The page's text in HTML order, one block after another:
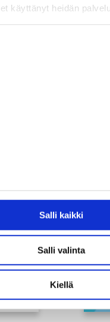
käyttänyt heidän
Salli kaikki
Salli valinta
Kiellä